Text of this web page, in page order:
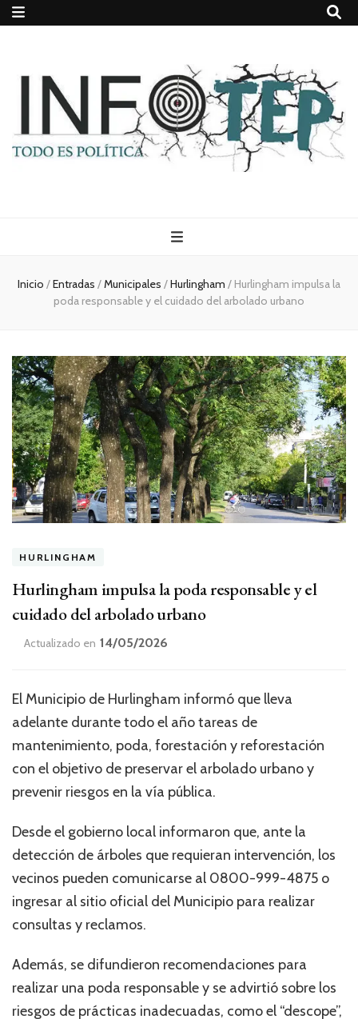
Todo es
(rosca)
política
Inicio /Entradas /Municipales /Hurlingham / Hurlingham impulsa la
poda responsable y el cuidado del arbolado urbano
HURLINGHAM
Hurlingham impulsa la poda responsable y el
cuidado del arbolado urbano
Actualizado en 14/05/2026
El Municipio de Hurlingham informó que lleva
adelante durante todo el año tareas de
mantenimiento, poda, forestación y reforestación
con el objetivo de preservar el arbolado urbano y
prevenir riesgos en la vía pública.
Desde el gobierno local informaron que, ante la
detección de árboles que requieran intervención, los
vecinos pueden comunicarse al 0800-999-4875 o
ingresar al sitio oficial del Municipio para realizar
consultas y reclamos.
Además, se difundieron recomendaciones para
realizar una poda responsable y se advirtió sobre los
riesgos de prácticas inadecuadas, como el “descope”,